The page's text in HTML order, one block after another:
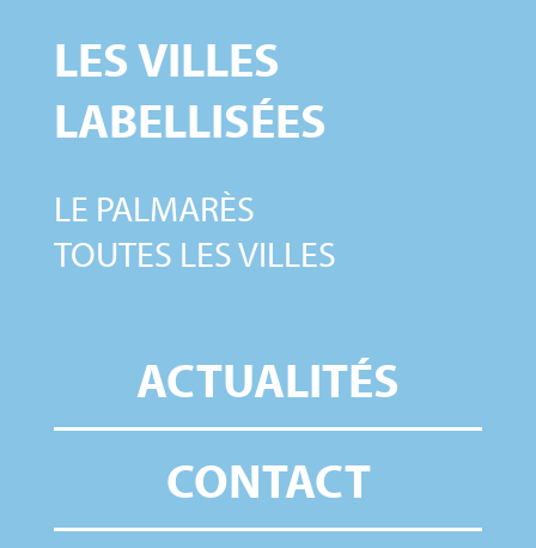
LES VILLES
LABELLISÉES
LE PALMARÈS
TOUTES LES VILLES
ACTUALITÉS
CONTACT